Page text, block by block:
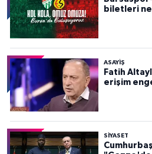
biletleri ne
ASAYİŞ
Fatih
erişim
SİYASET